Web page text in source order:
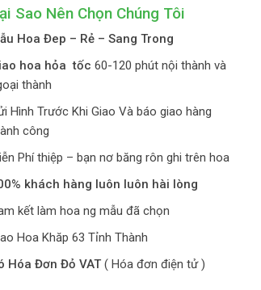
Sao Nên Chọn Chúng Tôi
Hoa Đep – Rẻ – Sang Trong
hoa hỏa tốc 60-120 phút nội thành và
thành
Hình Trước Khi Giao Và báo giao hàng
công
Phí thiệp – bạn nơ băng rôn ghi trên hoa
khách hàng luôn luôn hài lòng
kết làm hoa ng mẫu đã chọn
Hoa Khăp 63 Tỉnh Thành
Hóa Đơn Đỏ VAT ( Hóa đơn điện tử )